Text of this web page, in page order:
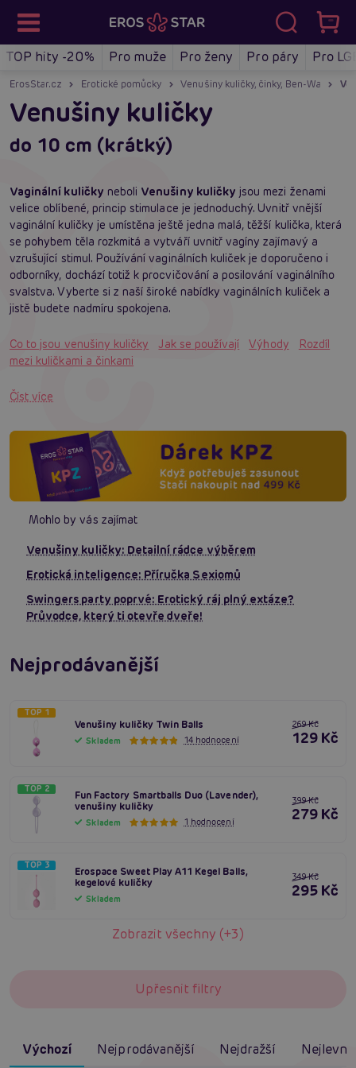
TOP hity -20% Pro muže Pro ženy Pro páry Pro
ErosStar.cz Erotické pomůcky Venušiny kuličky, činky, Ben-Wa
Venušiny kuličky
do 10 cm (krátký)
Vaginální kuličky neboli Venušiny kuličky jsou mezi ženami
velice oblíbené, princip stimulace je jednoduchý. Uvnitř vnější
vaginální kuličky je umístěna ještě jedna malá, těžší kulička, která
se pohybem těla rozkmitá a vytváří uvnitř vagíny zajímavý a
vzrušující stimul. Používání vaginálních kuliček je doporučeno i
odborníky, dochází totiž k procvičování a posilování vaginálního
svalstva. Vyberte si z naší široké nabídky vaginálních kuliček a
jistě budete nadmíru spokojena.
Co to jsou venušiny kuličky Jak se používají Výhody
Rozdíl
mezi kuličkami a činkami
Číst více
Mohlo by vás zajímat
Venušiny kuličky: Detailní rádce výběrem
Erotická inteligence: Příručka Sexiomů
Swingers party poprvé: Erotický ráj plný extáze?
Průvodce, který ti otevře dveře!
Nejprodávanější
TOP 1
Venušiny kuličky Twin Balls
Skladem 14 hodnocení
269 Kč
129 Kč
TOP 2
Fun Factory Smartballs Duo (Lavender),
venušiny kuličky
Skladem 1 hodnocení
399 Kč
279 Kč
TOP 3
Erospace Sweet Play A11 Kegel Balls,
kegelové kuličky
Skladem
349 Kč
295 Kč
Zobrazit všechny (+3)
Upřesnit filtry
Výchozí Nejprodávanější Nejdražší